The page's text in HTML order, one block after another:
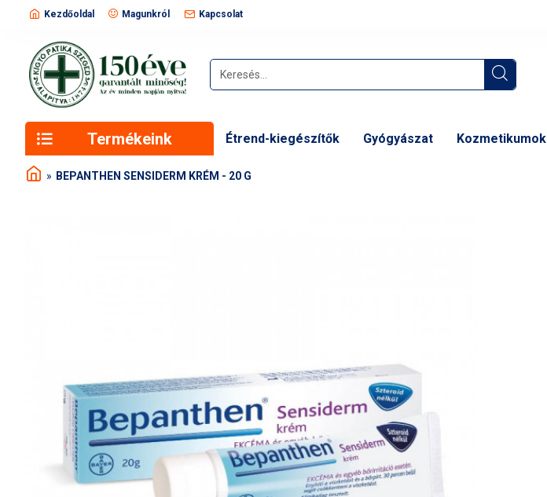
Kezdőoldal Magunkról Kapcsolat
Termékeink Étrend-kiegészítők Gyógyászat Kozmetikumok
BEPANTHEN SENSIDERM KRÉM - 20 G